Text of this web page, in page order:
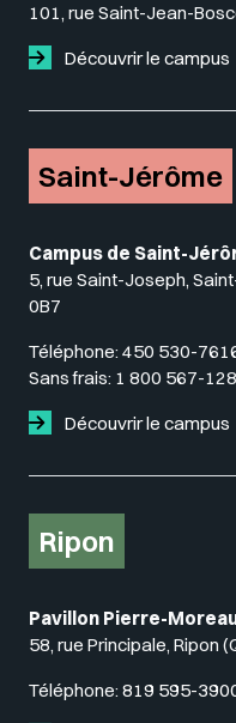
101, rue Saint-Jean-
Découvrir le campus
Saint-Jérôme
Campus de Saint-
5, rue Saint-Joseph,
0B7
Téléphone: 450 530-
Sans frais: 1 800 567-
Découvrir le campus
Ripon
Pavillon Pierre-
58, rue Principale, Ripon
Téléphone: 819 595-